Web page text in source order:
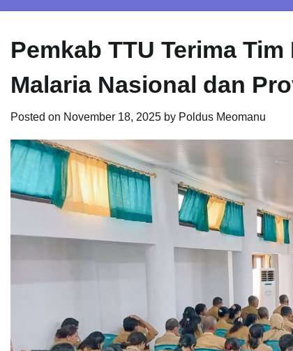
Pemkab TTU Terima
Malaria Nasional dan
Posted on November 18, 2025 by Poldus Meomanu